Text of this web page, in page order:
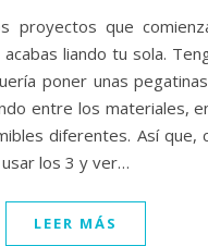
proyectos que
liando tu sola.
poner unas
entre los materiales,
diferentes. Así que,
los 3 y ver…
LEER MÁS